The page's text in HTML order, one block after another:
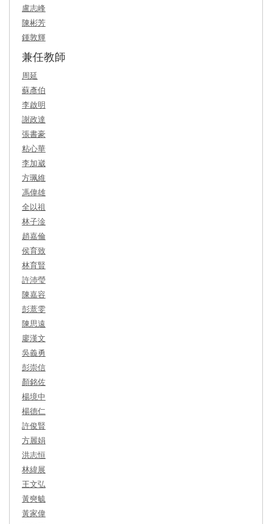
盧志峰
陳彬芳
鍾敦輝
兼任教師
周延
蘇彥伯
李啟明
謝政達
張書豪
粘心華
李加崴
方珮維
馮偉雄
全以祖
林子淦
趙嘉倫
侯育致
林育賢
許沛瑩
陳嘉容
彭薏雯
陳思遠
廖漢文
吳義勇
彭崇信
顏銘佐
楊境中
楊德仁
許俊賢
方麗娟
洪志恒
林緯展
王文弘
黃奭毓
黃家偉